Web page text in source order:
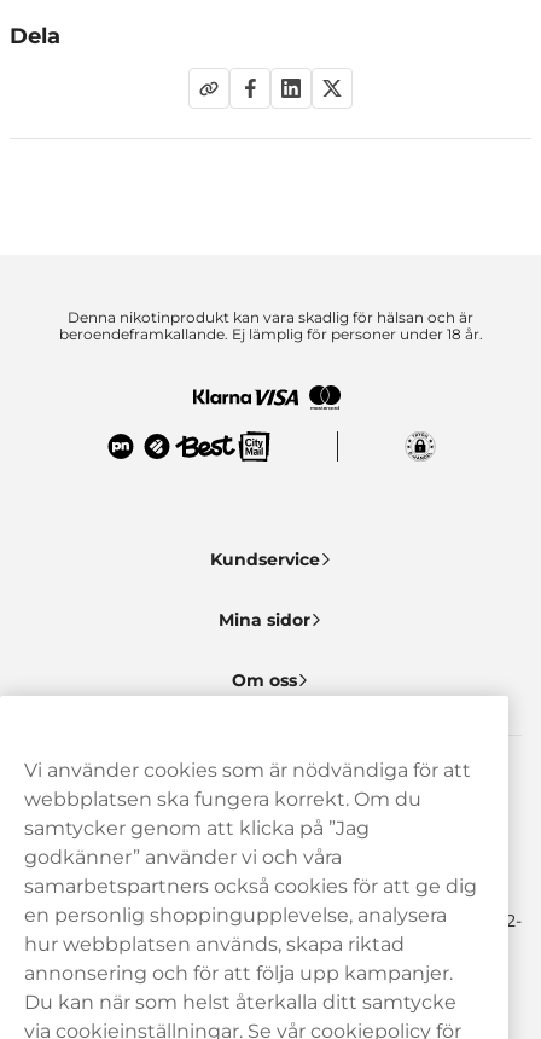
Dela
Denna nikotinprodukt kan vara skadlig för hälsan och är
beroendeframkallande. Ej lämplig för personer under 18 år.
Behöver du hjälp? Kontakta oss gärna!
hej@haypp.com
08 517 910 97
Mån-Tor 8.00-17.00 | Fre 9.00-17.00 | (Lunchstängt må-fre 12-
13)
Kundservice
Mina sidor
Om oss
Vi använder cookies som är nödvändiga för att
webbplatsen ska fungera korrekt. Om du
samtycker genom att klicka på ”Jag
godkänner” använder vi och våra
samarbetspartners också cookies för att ge dig
en personlig shoppingupplevelse, analysera
hur webbplatsen används, skapa riktad
annonsering och för att följa upp kampanjer.
Du kan när som helst återkalla ditt samtycke
via cookieinställningar. Se vår cookiepolicy för